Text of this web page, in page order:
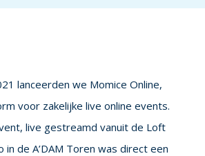
lanceerden we Momice Online,
voor zakelijke live online events.
live gestreamd vanuit de Loft
in de A’DAM Toren was direct een